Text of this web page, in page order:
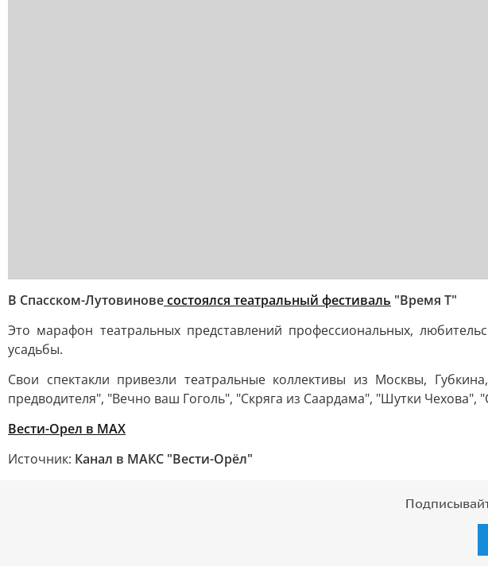
В Спасском-Лутовиновесостоялся театральный фестиваль "Время Т"
Это марафон театральных представлений профессиональных,
усадьбы.
Свои спектакли привезли театральные коллективы из Москвы,
предводителя", "Вечно ваш Гоголь", "Скряга из Саардама", "Шутки Чехова",
Вести-Орел в МАХ
Источник: Канал в МАКС "Вести-Орёл"